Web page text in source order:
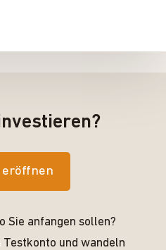
eröffnen
Sie anfangen sollen?
und wandeln